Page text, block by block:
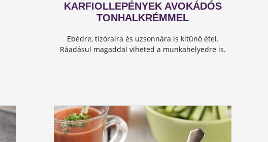
KARFIOLLEPÉNYEK AVOKÁDÓS
TONHALKRÉMMEL
Ebédre, tízóraira és uzsonnára is kitűnő étel.
Ráadásul magaddal viheted a munkahelyedre is.